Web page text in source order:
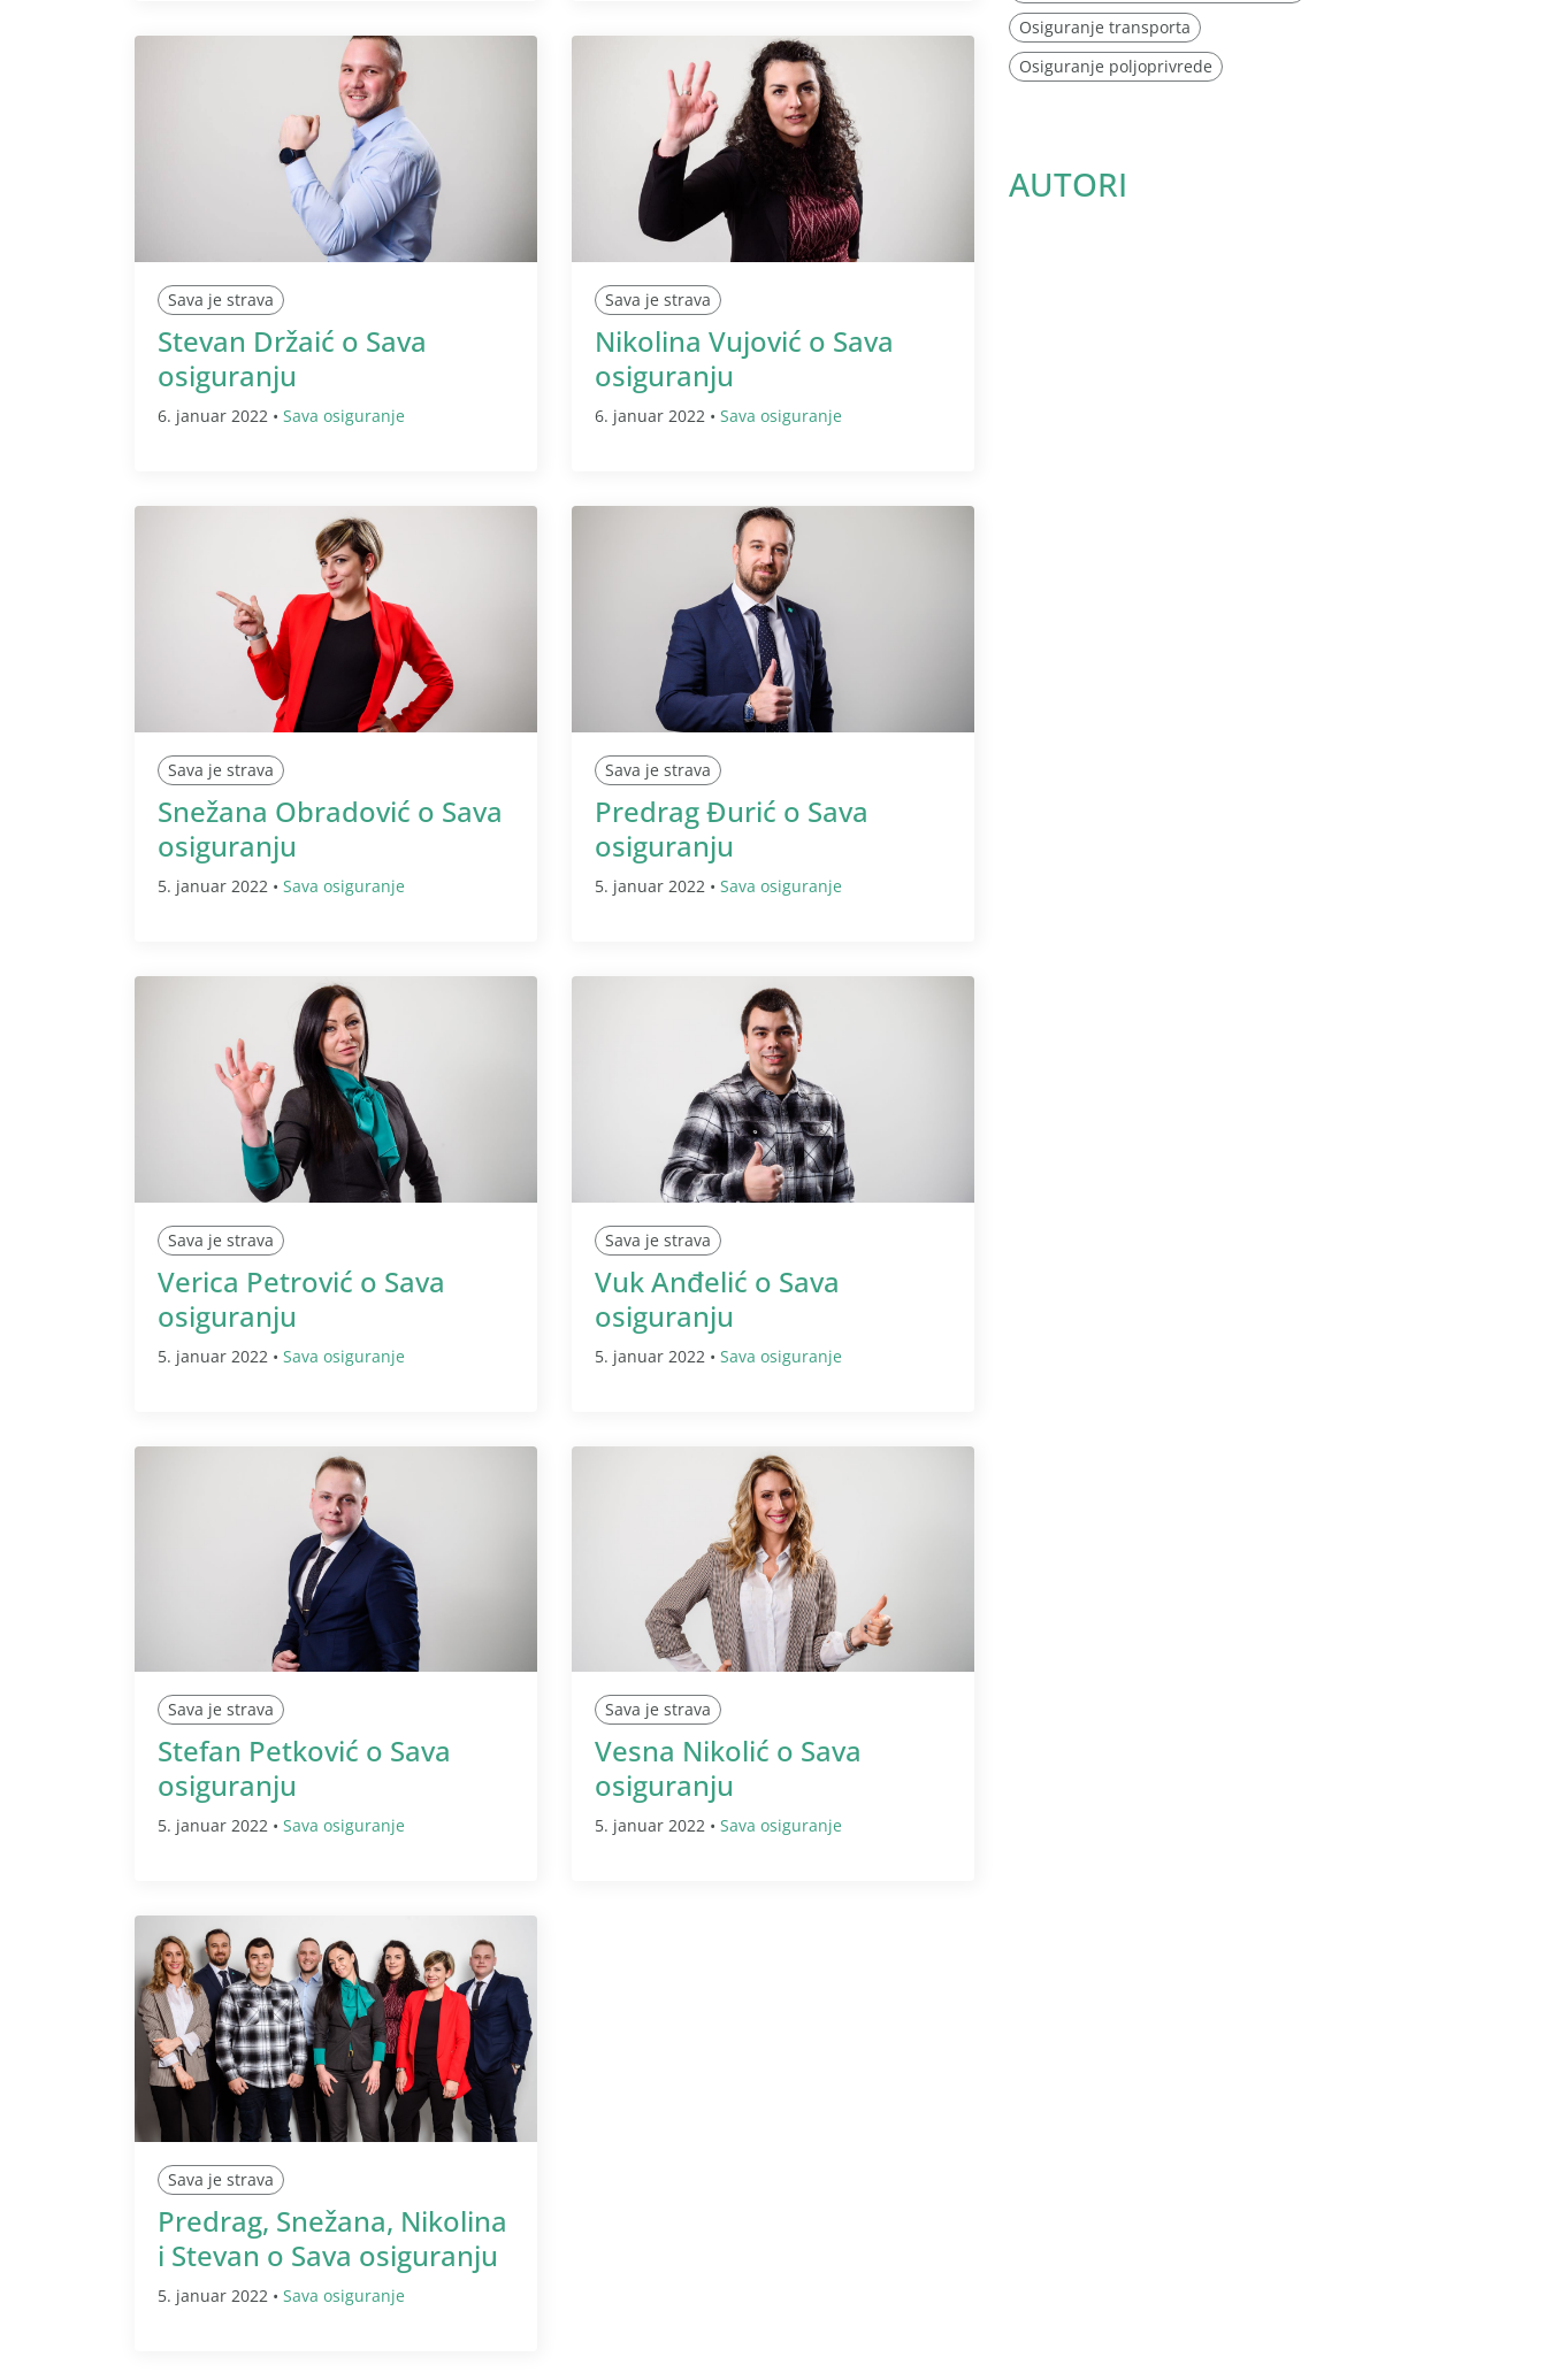
Sava je strava
Stevan Držaić o Sava
osiguranju
6. januar 2022 • Sava osiguranje
Sava je strava
Nikolina Vujović o Sava
osiguranju
6. januar 2022 • Sava osiguranje
Sava je strava
Snežana Obradović o Sava
osiguranju
5. januar 2022 • Sava osiguranje
Sava je strava
Predrag Đurić o Sava
osiguranju
5. januar 2022 • Sava osiguranje
Sava je strava
Verica Petrović o Sava
osiguranju
5. januar 2022 • Sava osiguranje
Sava je strava
Vuk Anđelić o Sava
osiguranju
5. januar 2022 • Sava osiguranje
Sava je strava
Stefan Petković o Sava
osiguranju
5. januar 2022 • Sava osiguranje
Sava je strava
Vesna Nikolić o Sava
osiguranju
5. januar 2022 • Sava osiguranje
Sava je strava
Predrag, Snežana, Nikolina
i Stevan o Sava osiguranju
5. januar 2022 • Sava osiguranje
Osiguranje transporta
Osiguranje poljoprivrede
AUTORI